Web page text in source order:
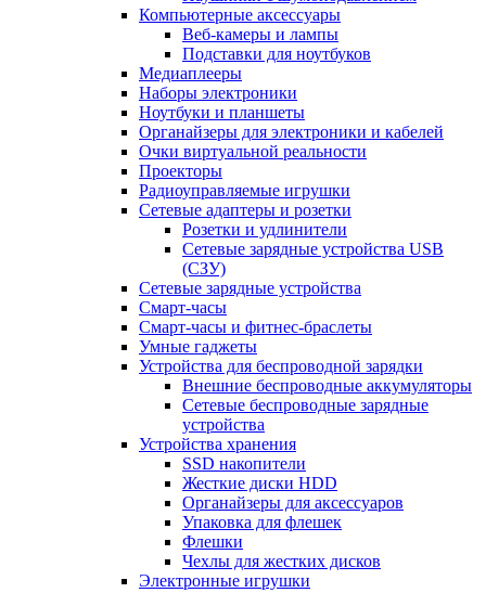
Компьютерные аксессуары
Веб-камеры и лампы
Подставки для ноутбуков
Медиаплееры
Наборы электроники
Ноутбуки и планшеты
Органайзеры для электроники и кабелей
Очки виртуальной реальности
Проекторы
Радиоуправляемые игрушки
Сетевые адаптеры и розетки
Розетки и удлинители
Сетевые зарядные устройства USB
(СЗУ)
Сетевые зарядные устройства
Смарт-часы
Смарт-часы и фитнес-браслеты
Умные гаджеты
Устройства для беспроводной зарядки
Внешние беспроводные аккумуляторы
Сетевые беспроводные зарядные
устройства
Устройства хранения
SSD накопители
Жесткие диски HDD
Органайзеры для аксессуаров
Упаковка для флешек
Флешки
Чехлы для жестких дисков
Электронные игрушки